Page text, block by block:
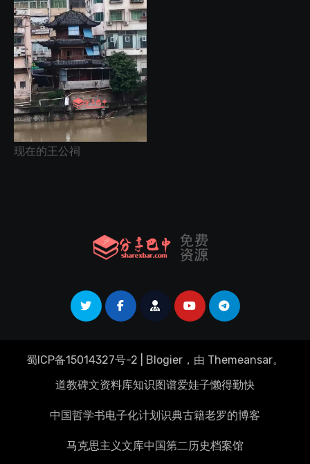
现在的王公祠
蜀ICP备15014327号-2 Blogier ，由 Themeansar。
道教碑文资料库知识图谱爱娃子懒得勤快
中国哲学书电子化计划识典古籍老罗的博客
马克思主义文库中国第二历史档案馆